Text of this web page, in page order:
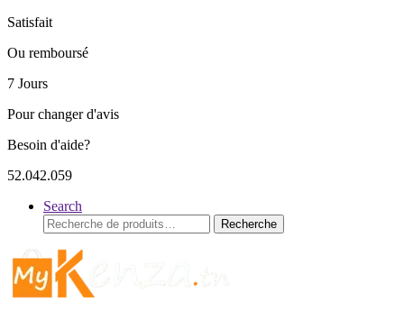
Satisfait
Ou remboursé
7 Jours
Pour changer d'avis
Besoin d'aide?
52.042.059
Search
Recherche
pour :
Recherche